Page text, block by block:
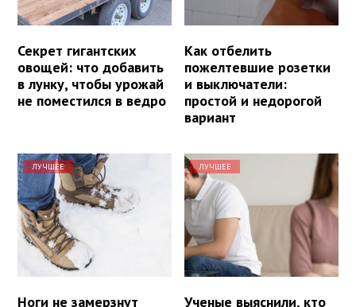
Секрет гигантских
овощей: что добавить
в лунку, чтобы урожай
не поместился в ведро
Как отбелить
пожелтевшие розетки
и выключатели:
простой и недорогой
вариант
ЛУЧШЕЕ
Ноги не замерзнут
ЛУЧШЕЕ
Ученые выяснили, кто